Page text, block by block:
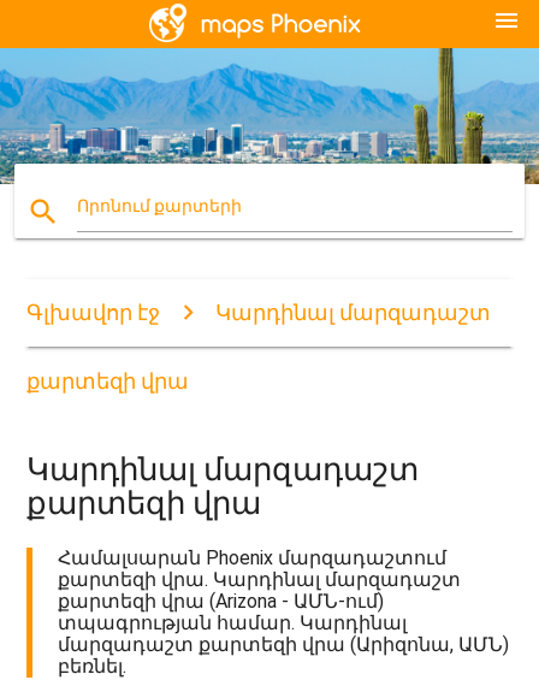
menu
search Որոնում քարտերի
Գլխավոր էջ Կարդինալ մարզադաշտ
քարտեզի վրա
Կարդինալ մարզադաշտ
քարտեզի վրա
Համալսարան Phoenix մարզադաշտում
քարտեզի վրա. Կարդինալ մարզադաշտ
քարտեզի վրա (Arizona - ԱՄՆ-ում)
տպագրության համար. Կարդինալ
մարզադաշտ քարտեզի վրա (Արիզոնա, ԱՄՆ)
բեռնել.